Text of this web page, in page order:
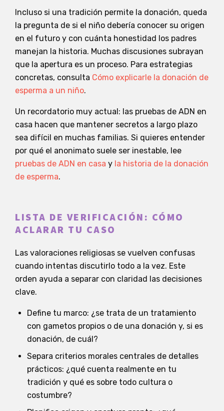
Incluso si una tradición permite la donación, queda
la pregunta de si el niño debería conocer su origen
en el futuro y con cuánta honestidad los padres
manejan la historia. Muchas discusiones subrayan
que la apertura es un proceso. Para estrategias
concretas, consulta Cómo explicarle la donación de
esperma a un niño.
Un recordatorio muy actual: las pruebas de ADN en
casa hacen que mantener secretos a largo plazo
sea difícil en muchas familias. Si quieres entender
por qué el anonimato suele ser inestable, lee
pruebas de ADN en casa y la historia de la donación
de esperma.
LISTA DE VERIFICACIÓN: CÓMO
ACLARAR TU CASO
Las valoraciones religiosas se vuelven confusas
cuando intentas discutirlo todo a la vez. Este
orden ayuda a separar con claridad las decisiones
clave.
Define tu marco: ¿se trata de un tratamiento
con gametos propios o de una donación y, si es
donación, de cuál?
Separa criterios morales centrales de detalles
prácticos: ¿qué cuenta realmente en tu
tradición y qué es sobre todo cultura o
costumbre?